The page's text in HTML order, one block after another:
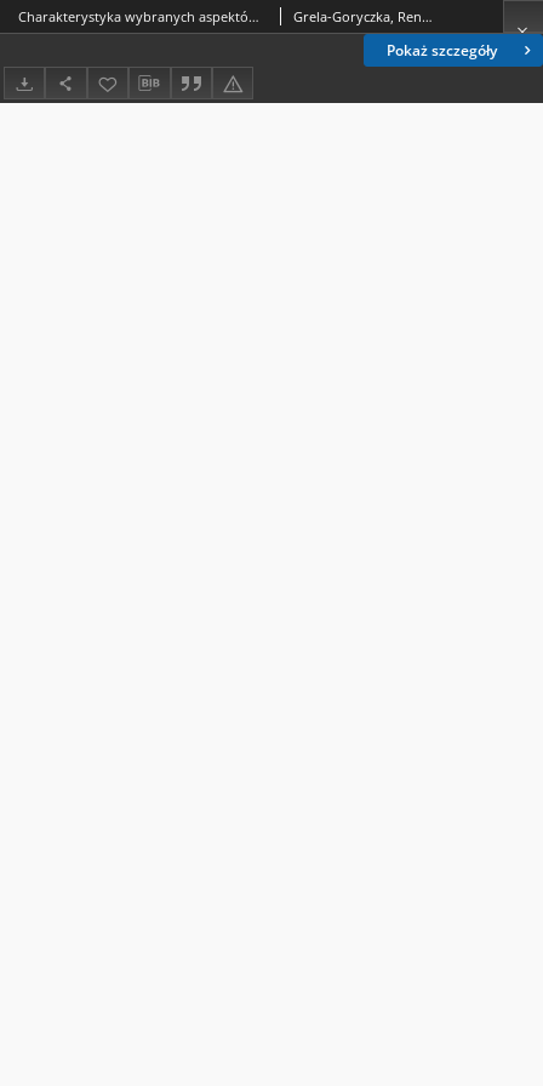
Pokaż szczegóły
Charakterystyka wybranych aspektów percepcji słuchowej u dzieci dyslektycznych Grela-Goryczka, Renata